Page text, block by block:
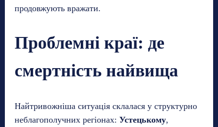
продовжують вражати.
Проблемні краї: де
смертність найвища
Найтривожніша ситуація склалася у структурно
неблагополучних регіонах: Устецькому,